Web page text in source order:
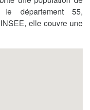
le département 55,
elle couvre une